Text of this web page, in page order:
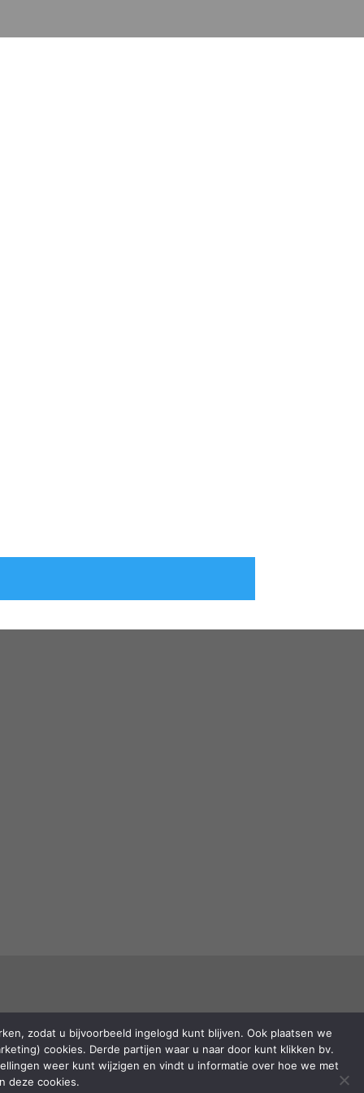
zodat u bijvoorbeeld ingelogd kunt blijven. Ook plaatsen we
cookies. Derde partijen waar u naar door kunt klikken bv.
weer kunt wijzigen en vindt u informatie over hoe we met
deze cookies.